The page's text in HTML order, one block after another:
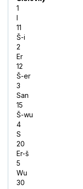
1
I
11
Š-i
2
Er
12
Š-er
3
San
15
Š-wu
4
S
20
Er-š
5
Wu
30